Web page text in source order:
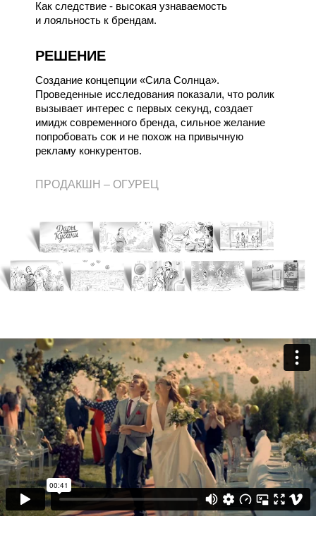
Как следствие - высокая узнаваемость
и лояльность к брендам.
РЕШЕНИЕ
Создание концепции «Сила Солнца».
Проведенные исследования показали, что ролик
вызывает интерес с первых секунд, создает
имидж современного бренда, сильное желание
попробовать сок и не похож на привычную
рекламу конкурентов.
ПРОДАКШН – ОГУРЕЦ